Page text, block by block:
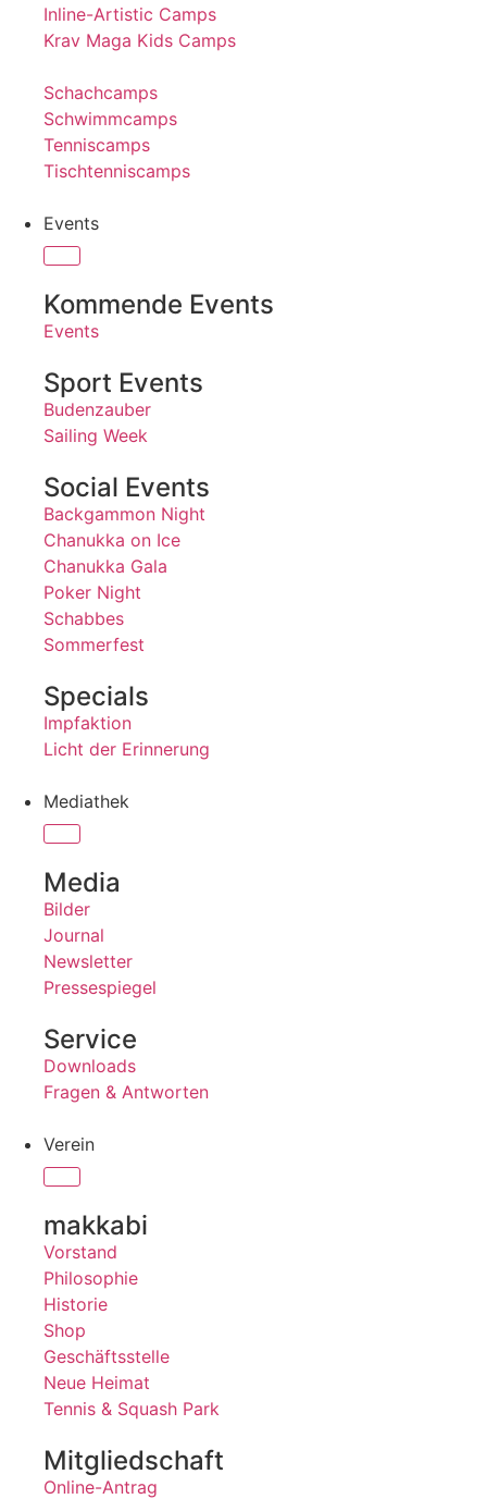
Inline-Artistic Camps
Krav Maga Kids Camps
Schachcamps
Schwimmcamps
Tenniscamps
Tischtenniscamps
Events
Kommende Events
Events
Sport Events
Budenzauber
Sailing Week
Social Events
Backgammon Night
Chanukka on Ice
Chanukka Gala
Poker Night
Schabbes
Sommerfest
Specials
Impfaktion
Licht der Erinnerung
Mediathek
Media
Bilder
Journal
Newsletter
Pressespiegel
Service
Downloads
Fragen & Antworten
Verein
makkabi
Vorstand
Philosophie
Historie
Shop
Geschäftsstelle
Neue Heimat
Tennis & Squash Park
Mitgliedschaft
Online-Antrag